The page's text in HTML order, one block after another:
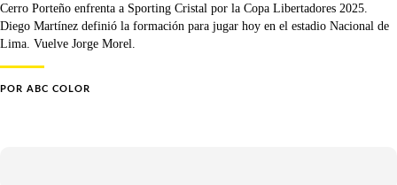
Cerro Porteño enfrenta a Sporting Cristal por la Copa Libertadores 2025.
Diego Martínez definió la formación para jugar hoy en el estadio Nacional de
Lima. Vuelve Jorge Morel.
POR ABC COLOR